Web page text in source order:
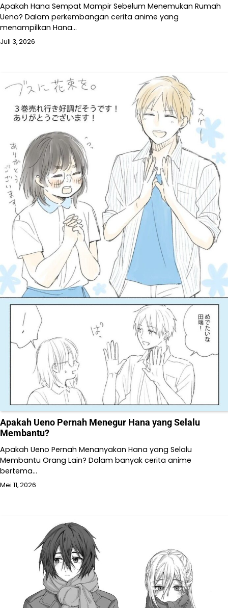
Apakah Hana Sempat Mampir Sebelum Menemukan Rumah
Ueno? Dalam perkembangan cerita anime yang
menampilkan Hana…
Juli 3, 2026
Apakah Ueno Pernah Menegur Hana yang Selalu
Membantu?
Apakah Ueno Pernah Menanyakan Hana yang Selalu
Membantu Orang Lain? Dalam banyak cerita anime
bertema…
Mei 11, 2026